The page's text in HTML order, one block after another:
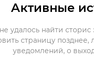
Активные
удалось найти сторис
страницу
уведомлений, о